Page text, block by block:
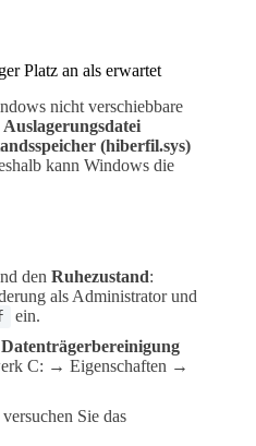
Platz an als erwartet
nicht verschiebbare
Auslagerungsdatei
(hiberfil.sys)
kann Windows die
den Ruhezustand:
als Administrator und
ein.
Datenträgerbereinigung
C: → Eigenschaften →
Sie das